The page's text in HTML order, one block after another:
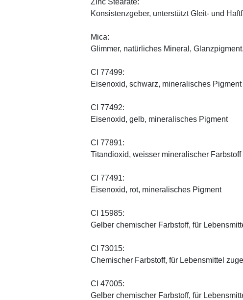
Konsistenzgeber, unterstützt Gleit- und
Mica:
Glimmer, natürliches Mineral, Glanzpigment.
CI 77499:
Eisenoxid, schwarz, mineralisches Pigment
CI 77492:
Eisenoxid, gelb, mineralisches Pigment
CI 77891:
Titandioxid, weisser mineralischer
CI 77491:
Eisenoxid, rot, mineralisches Pigment
CI 15985:
Gelber chemischer Farbstoff, für
CI 73015:
Chemischer Farbstoff, für Lebensmittel
CI 47005:
Gelber chemischer Farbstoff, für